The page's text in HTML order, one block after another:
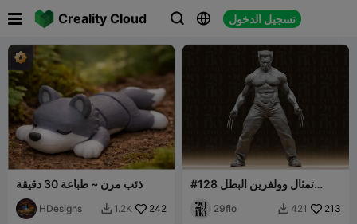
Creality Cloud   تسجيل الدخول
 
ذئب مرن ~ طباعة 30 دقيقة
HDesigns  1.2K 242
#128 تمثال وولفرين البطل
الشرسة
29flo  421 213